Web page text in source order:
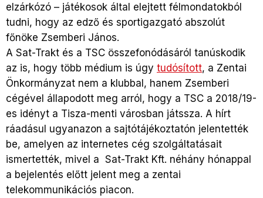
elzárkózó – játékosok által elejtett félmondatokból
tudni, hogy az edző és sportigazgató abszolút
főnöke Zsemberi János.
A Sat-Trakt és a TSC összefonódásáról tanúskodik
az is, hogy több médium is úgy tudósított, a Zentai
Önkormányzat nem a klubbal, hanem Zsemberi
cégével állapodott meg arról, hogy a TSC a 2018/19-
es idényt a Tisza-menti városban játssza. A hírt
ráadásul ugyanazon a sajtótájékoztatón jelentették
be, amelyen az internetes cég szolgáltatásait
ismertették, mivel a Sat-Trakt Kft. néhány hónappal
a bejelentés előtt jelent meg a zentai
telekommunikációs piacon.